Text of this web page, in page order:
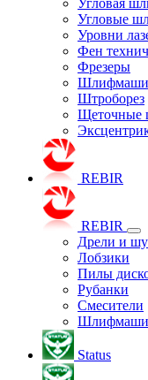
Угловая
Угловые
Уровни
Фен
Фрезеры
Штроборез
Щеточные
REBIR
REBIR
Дрели и
Лобзики
Пилы
Рубанки
Смесители
Status